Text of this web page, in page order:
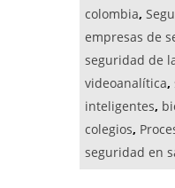
colombia,
empresas de
seguridad de
videoanalítica,
inteligentes,
colegios,
seguridad en